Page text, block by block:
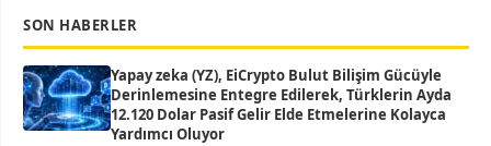
SON HABERLER
Yapay zeka (YZ), EiCrypto Bulut Bilişim Gücüyle
Derinlemesine Entegre Edilerek, Türklerin Ayda
12.120 Dolar Pasif Gelir Elde Etmelerine Kolayca
Yardımcı Oluyor